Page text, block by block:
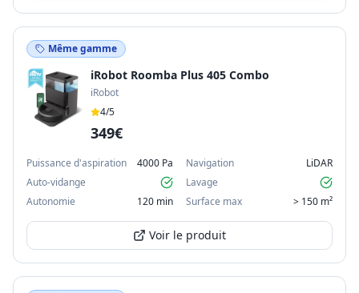
Même gamme
iRobot Roomba Plus 405 Combo
iRobot
4/5
349€
Puissance d'aspiration 4000 Pa Navigation
LiDAR
Auto-vidange
Lavage
Autonomie
120 min Surface max > 150 m²
Voir le produit